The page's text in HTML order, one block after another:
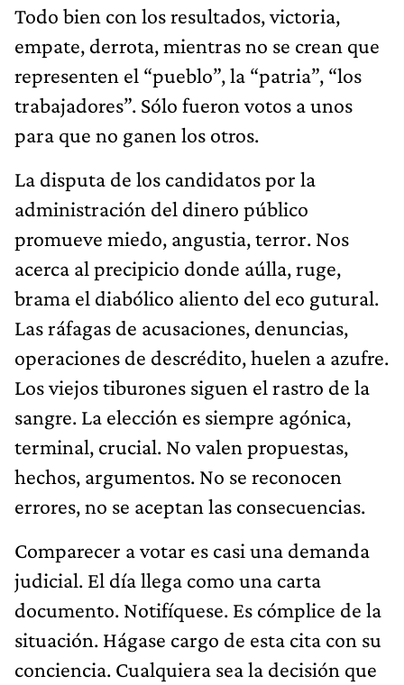
Todo bien con los resultados, victoria,
empate, derrota, mientras no se crean que
representen el “pueblo”, la “patria”, “los
trabajadores”. Sólo fueron votos a unos
para que no ganen los otros.
La disputa de los candidatos por la
administración del dinero público
promueve miedo, angustia, terror. Nos
acerca al precipicio donde aúlla, ruge,
brama el diabólico aliento del eco gutural.
Las ráfagas de acusaciones, denuncias,
operaciones de descrédito, huelen a azufre.
Los viejos tiburones siguen el rastro de la
sangre. La elección es siempre agónica,
terminal, crucial. No valen propuestas,
hechos, argumentos. No se reconocen
errores, no se aceptan las consecuencias.
Comparecer a votar es casi una demanda
judicial. El día llega como una carta
documento. Notifíquese. Es cómplice de la
situación. Hágase cargo de esta cita con su
conciencia. Cualquiera sea la decisión que